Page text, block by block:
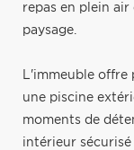
repas en plein
paysage.
L'immeuble offre
une piscine
moments de
intérieur